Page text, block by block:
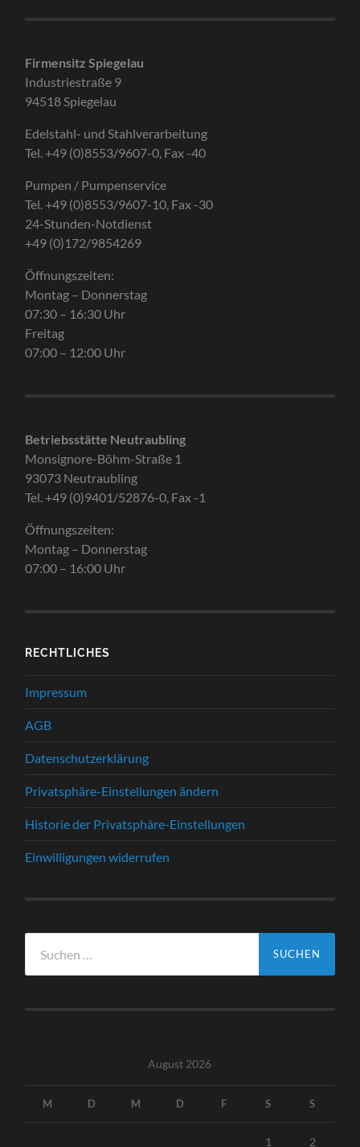
Firmensitz Spiegelau
Industriestraße 9
94518 Spiegelau
Edelstahl- und Stahlverarbeitung
Tel. +49 (0)8553/9607-0, Fax -40
Pumpen / Pumpenservice
Tel. +49 (0)8553/9607-10, Fax -30
24-Stunden-Notdienst
+49 (0)172/9854269
Öffnungszeiten:
Montag – Donnerstag
07:30 – 16:30 Uhr
Freitag
07:00 – 12:00 Uhr
Betriebsstätte Neutraubling
Monsignore-Böhm-Straße 1
93073 Neutraubling
Tel. +49 (0)9401/52876-0, Fax -1
Öffnungszeiten:
Montag – Donnerstag
07:00 – 16:00 Uhr
RECHTLICHES
Impressum
AGB
Datenschutzerklärung
Privatsphäre-Einstellungen ändern
Historie der Privatsphäre-Einstellungen
Einwilligungen widerrufen
nach:
August 2026
M D M D F S S
1 2